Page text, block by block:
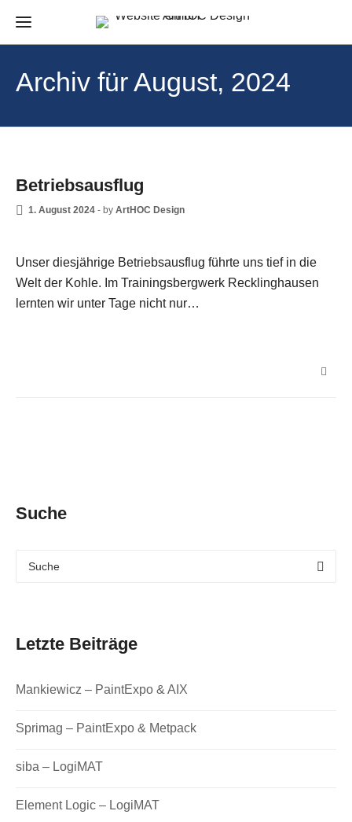
Archiv für August, 2024
Betriebsausflug
1. August 2024 - by ArtHOC Design
Unser diesjährige Betriebsausflug führte uns tief in die
Welt der Kohle. Im Trainingsbergwerk Recklinghausen
lernten wir unter Tage nicht nur…
Suche
Letzte Beiträge
Mankiewicz – PaintExpo & AIX
Sprimag – PaintExpo & Metpack
siba – LogiMAT
Element Logic – LogiMAT